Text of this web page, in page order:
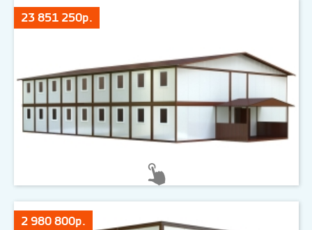
23 851 250р.
2 980 800р.